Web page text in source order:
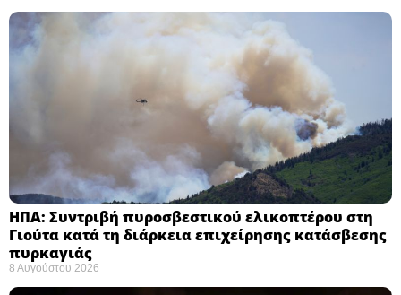
ΗΠΑ: Συντριβή πυροσβεστικού ελικοπτέρου στη
Γιούτα κατά τη διάρκεια επιχείρησης κατάσβεσης
πυρκαγιάς ​
8 Αυγούστου 2026